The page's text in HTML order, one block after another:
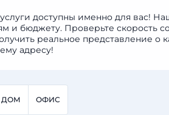
доступны именно для вас!
и бюджету. Проверьте скорость
реальное представление о
адресу!
ДОМ ОФИС